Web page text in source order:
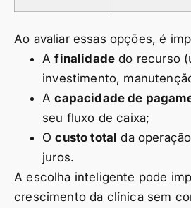
Ao avaliar essas opções, é
Afinalidade do recurso
investimento,
Acapacidade de
seu fluxo de caixa;
Ocusto total da
juros.
A escolha inteligente pode
crescimento da clínica sem